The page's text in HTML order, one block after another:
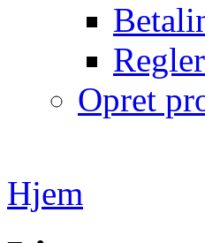
Regler
Opret
Hjem